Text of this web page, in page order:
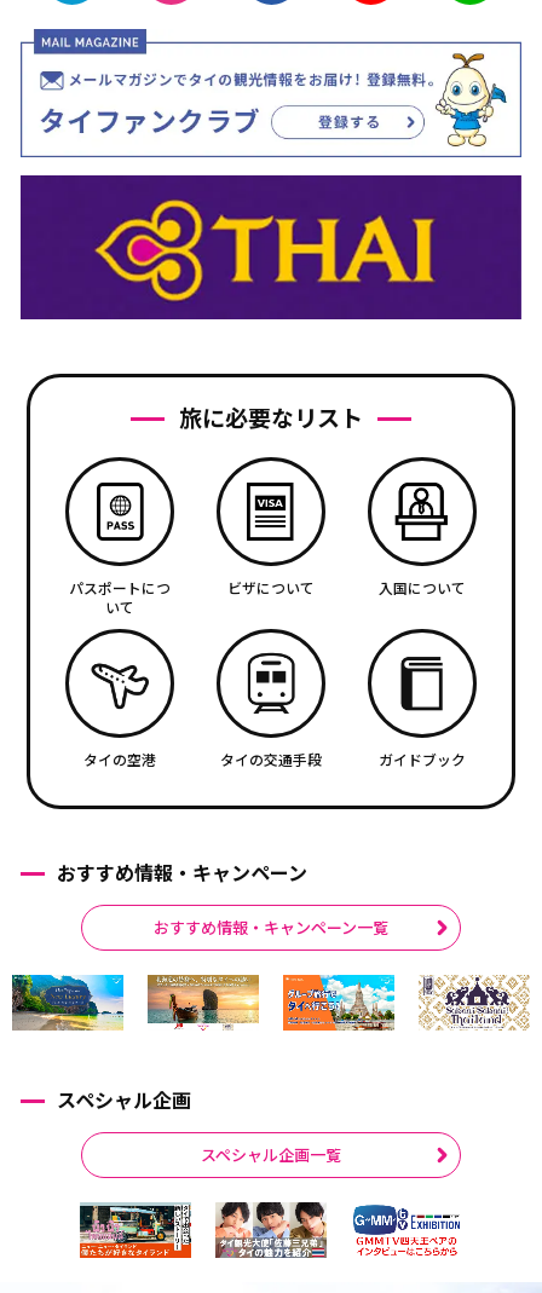
旅に必要なリスト
パスポートにつ
いて
ビザについて 入国について
タイの空港 タイの交通手段 ガイドブック
おすすめ情報・キャンペーン
おすすめ情報・キャンペーン一覧
スペシャル企画
スペシャル企画一覧